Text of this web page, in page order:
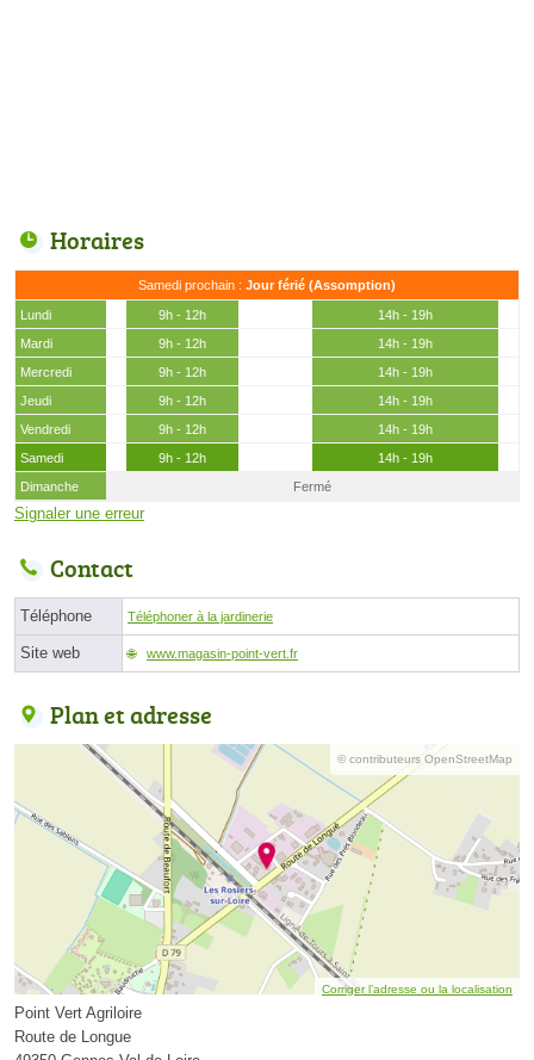
Horaires
Samedi prochain : Jour férié (Assomption)
Lundi 9h - 12h
14h - 19h
Mardi
9h - 12h
14h - 19h
Mercredi
9h - 12h
14h - 19h
Jeudi
9h - 12h
14h - 19h
Vendredi
9h - 12h
14h - 19h
Samedi
9h - 12h
14h - 19h
Dimanche
Fermé
Signaler une erreur
Contact
Téléphone Téléphoner à la jardinerie
Site web www.magasin-point-vert.fr
Plan et adresse
© contributeurs OpenStreetMap
Corriger l’adresse ou la localisation
Point Vert Agriloire
Route de Longue